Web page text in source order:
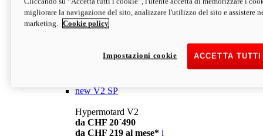
da CHF 13´990
Configura Scopri di più
newV2
da CHF 15´990
new V2 SP
Hypermotard V2
da CHF 20´490
da CHF 219 al mese* i
migliorare la navigazione del sito, analizzare l'utilizzo del sito e assistere
marketing.
Cookie policy
ACCETTA
Impostazioni cookie